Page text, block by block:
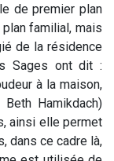
de premier plan
familial, mais
de la résidence
Sages ont dit :
à la maison,
Hamikdach)
ainsi elle permet
dans ce cadre là,